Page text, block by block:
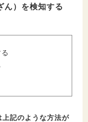
ん）を検知する
記のような方法が